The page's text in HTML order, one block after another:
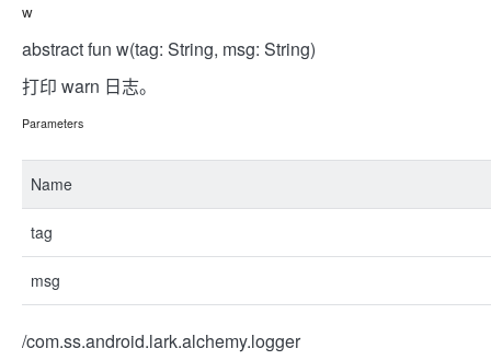
w
abstract fun w(tag: String, msg: String)
打印 warn 日志。
Parameters
Name
tag
msg
/com.ss.android.lark.alchemy.logger